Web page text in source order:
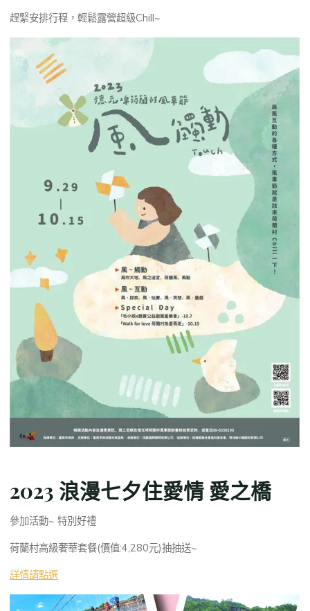
趕緊安排行程，輕鬆露營超級Chill~
2023 浪漫七夕住愛情 愛之橋
參加活動~ 特別好禮
荷蘭村高級奢華套餐(價值:4,280元)抽抽送~
詳情請點選